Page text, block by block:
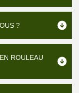
?
ROULEAU